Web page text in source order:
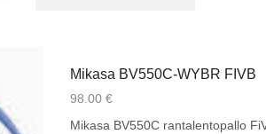
Mikasa BV550C-WYBR FIVB
98.00 €
Mikasa BV550C rantalentopallo